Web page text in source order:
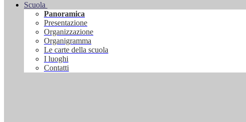
Scuola
Panoramica
Presentazione
Organizzazione
Organigramma
Le carte della scuola
I luoghi
Contatti